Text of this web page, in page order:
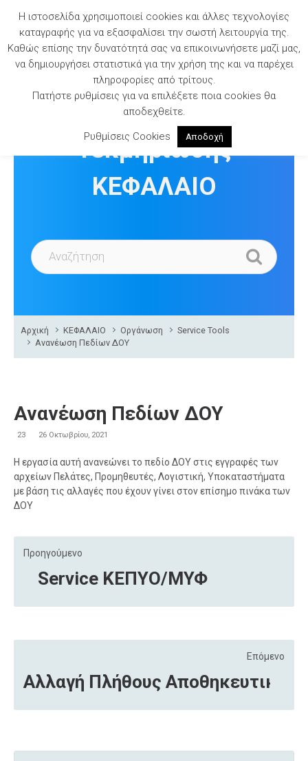
content
Βιβλιοθήκη
Τεκμηρίωσης
ΚΕΦΑΛΑΙΟ
Αρχική ΚΕΦΑΛΑΙΟ Οργάνωση
Service Tools
Ανανέωση Πεδίων ΔΟΥ
Ανανέωση Πεδίων ΔΟΥ
23 26 Οκτωβρίου, 2021
Η εργασία αυτή ανανεώνει το πεδίο ΔΟΥ στις εγγραφές των
αρχείων Πελάτες, Προμηθευτές, Λογιστική, Υποκαταστήματα
με βάση τις αλλαγές που έχουν γίνει στον επίσημο πινάκα των
ΔΟΥ
Προηγούμενο
Service ΚΕΠΥΟ/ΜΥΦ
Επόμενο
Αλλαγή Πλήθους
Η ιστοσελίδα χρησιμοποιεί cookies και άλλες τεχνολογίες
καταγραφής για να εξασφαλίσει την σωστή λειτουργία της.
Καθώς επίσης την δυνατότητά σας να επικοινωνήσετε μαζί μας,
να δημιουργήσει στατιστικά για την χρήση της και να παρέχει
πληροφορίες από τρίτους.
Πατήστε ρυθμίσεις για να επιλέξετε ποια cookies θα
αποδεχθείτε.
Ρυθμίσεις Cookies
Αποδοχή